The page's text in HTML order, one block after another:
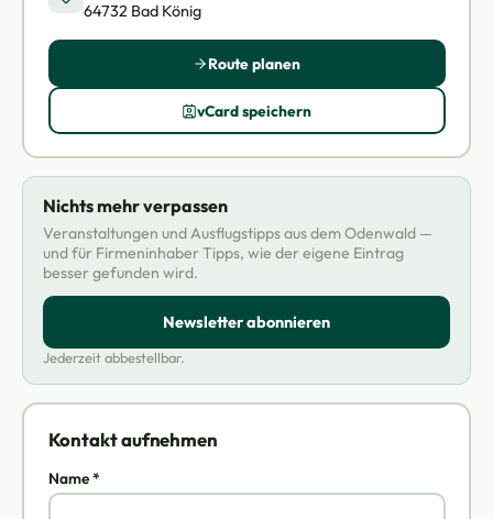
Kontakt aufnehmen
Name *
64732 Bad König
Route planen
vCard speichern
Nichts mehr verpassen
Veranstaltungen und Ausflugstipps aus dem Odenwald —
und für Firmeninhaber Tipps, wie der eigene Eintrag
besser gefunden wird.
Newsletter abonnieren
Jederzeit abbestellbar.